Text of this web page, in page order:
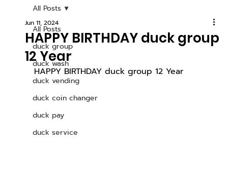
All Posts
duck group
duck wash
duck vending
duck coin changer
duck pay
duck service
All Posts
HAPPY BIRTHDAY duck group
12 Year
Jun 11, 2024
HAPPY BIRTHDAY duck group 12 Year